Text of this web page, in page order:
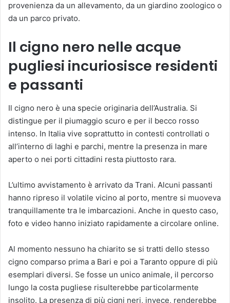
provenienza da un allevamento, da un giardino zoologico o
da un parco privato.
Il cigno nero nelle acque
pugliesi incuriosisce residenti
e passanti
Il cigno nero è una specie originaria dell’Australia. Si
distingue per il piumaggio scuro e per il becco rosso
intenso. In Italia vive soprattutto in contesti controllati o
all’interno di laghi e parchi, mentre la presenza in mare
aperto o nei porti cittadini resta piuttosto rara.
L’ultimo avvistamento è arrivato da Trani. Alcuni passanti
hanno ripreso il volatile vicino al porto, mentre si muoveva
tranquillamente tra le imbarcazioni. Anche in questo caso,
foto e video hanno iniziato rapidamente a circolare online.
Al momento nessuno ha chiarito se si tratti dello stesso
cigno comparso prima a Bari e poi a Taranto oppure di più
esemplari diversi. Se fosse un unico animale, il percorso
lungo la costa pugliese risulterebbe particolarmente
insolito. La presenza di più cigni neri, invece, renderebbe